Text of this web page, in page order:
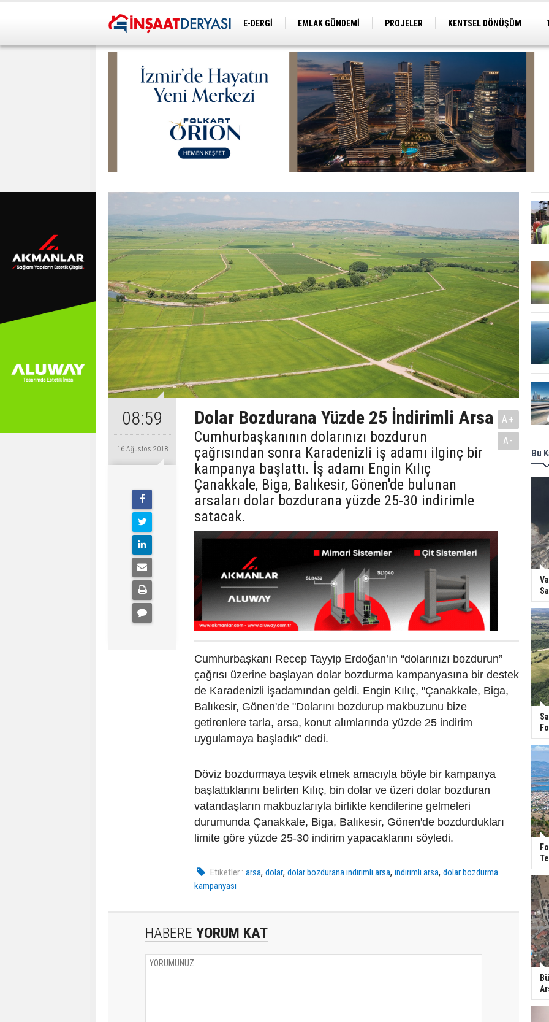
E-DERGİ EMLAK GÜNDEMİ PROJELER KENTSEL DÖNÜŞÜM
08:59
16 Ağustos 2018
Dolar Bozdurana Yüzde 25 İndirimli Arsa
Cumhurbaşkanının dolarınızı bozdurun
çağrısından sonra Karadenizli iş adamı ilginç bir
kampanya başlattı. İş adamı Engin Kılıç
Çanakkale, Biga, Balıkesir, Gönen'de bulunan
arsaları dolar bozdurana yüzde 25-30 indirimle
satacak.
A+
A-
Cumhurbaşkanı Recep Tayyip Erdoğan’ın “dolarınızı bozdurun”
çağrısı üzerine başlayan dolar bozdurma kampanyasına bir destek
de Karadenizli işadamından geldi. Engin Kılıç, "Çanakkale, Biga,
Balıkesir, Gönen'de "Dolarını bozdurup makbuzunu bize
getirenlere tarla, arsa, konut alımlarında yüzde 25 indirim
uygulamaya başladık" dedi.
Döviz bozdurmaya teşvik etmek amacıyla böyle bir kampanya
başlattıklarını belirten Kılıç, bin dolar ve üzeri dolar bozduran
vatandaşların makbuzlarıyla birlikte kendilerine gelmeleri
durumunda Çanakkale, Biga, Balıkesir, Gönen'de bozdurdukları
limite göre yüzde 25-30 indirim yapacaklarını söyledi.
Etiketler : arsa,dolar,dolar bozdurana indirimli arsa,indirimli arsa,dolar bozdurma
kampanyası
HABERE YORUM KAT
Bu